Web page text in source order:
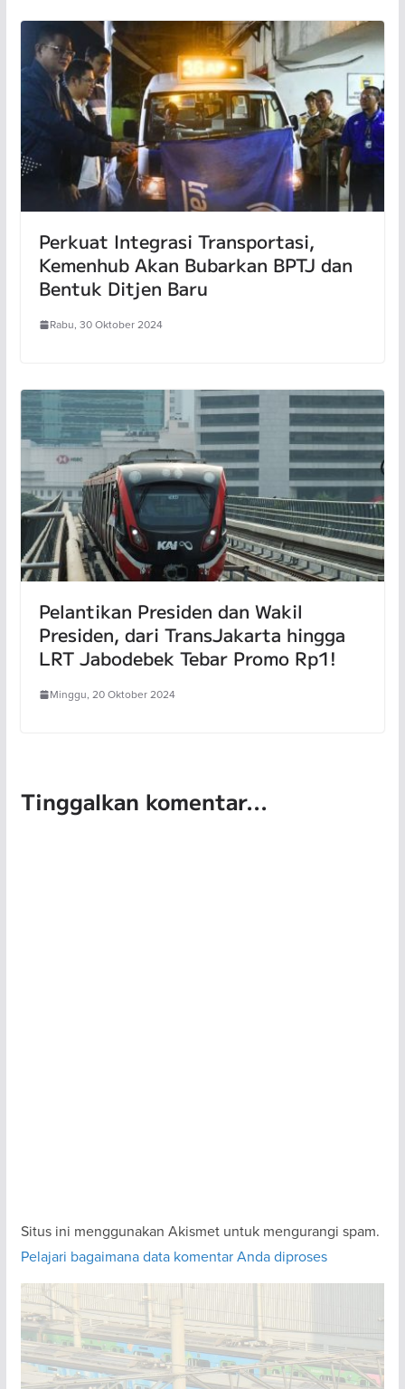
Perkuat Integrasi Transportasi,
Kemenhub Akan Bubarkan BPTJ dan
Bentuk Ditjen Baru
Rabu, 30 Oktober 2024
Pelantikan Presiden dan Wakil
Presiden, dari TransJakarta hingga
LRT Jabodebek Tebar Promo Rp1!
Minggu, 20 Oktober 2024
Tinggalkan komentar...
Situs ini menggunakan Akismet untuk mengurangi spam.
Pelajari bagaimana data komentar Anda diproses